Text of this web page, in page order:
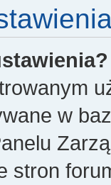
w
stron